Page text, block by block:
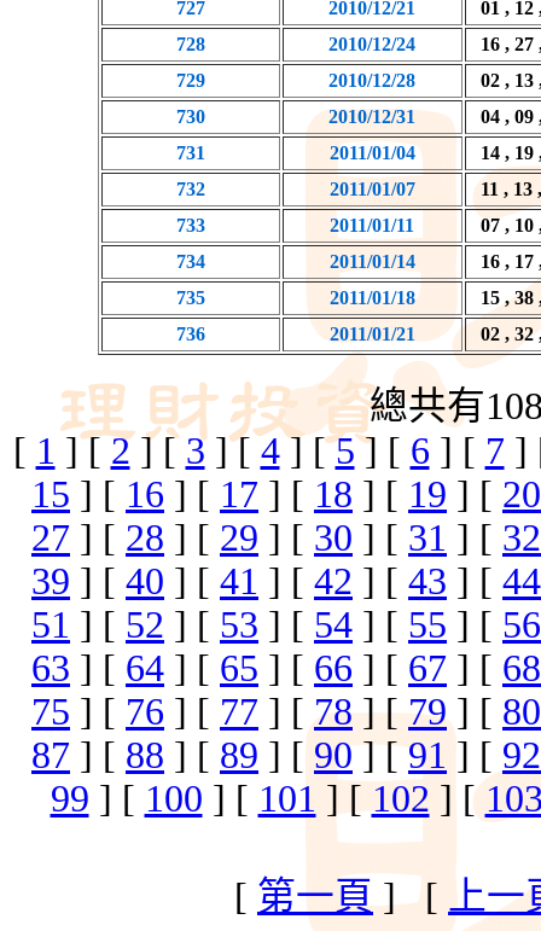
727
2010/12/21
01 , 12
728
2010/12/24
16 ,
729
2010/12/28
02 , 13
730
2010/12/31
04 , 09
731
2011/01/04
14 ,
732
2011/01/07
11 ,
733
2011/01/11
07 , 10
734
2011/01/14
16 ,
735
2011/01/18
15 ,
736
2011/01/21 02 , 32
總共有
[ 1 ] [ 2] [3] [ 4] [5] [ 6 ] [ 7 ]
15 ] [ 16 ] [ 17 ] [ 18 ] [ 19 ] [ 20
27 ] [ 28 ] [ 29 ] [ 30 ] [ 31 ] [ 32
39 ] [ 40 ] [ 41 ] [ 42 ] [ 43 ] [ 44
51 ] [ 52 ] [ 53 ] [ 54 ] [ 55 ] [ 56
63 ] [ 64 ] [ 65 ] [ 66 ] [ 67 ] [ 68
75 ] [ 76 ] [ 77 ] [78] [79] [ 80
87 ] [ 88 ] [ 89 ] [ 90] [91 ] [ 92
99 ] [ 100 ] [ 101 ] [ 102 ] [
[ 第一頁] [ 上一